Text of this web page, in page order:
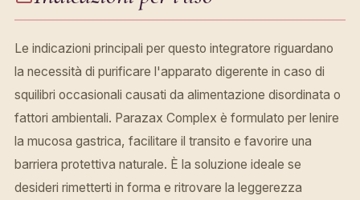
Le indicazioni principali per questo integratore riguardano
la necessità di purificare l'apparato digerente in caso di
squilibri occasionali causati da alimentazione disordinata o
fattori ambientali. Parazax Complex è formulato per lenire
la mucosa gastrica, facilitare il transito e favorire una
barriera protettiva naturale. È la soluzione ideale se
desideri rimetterti in forma e ritrovare la leggerezza